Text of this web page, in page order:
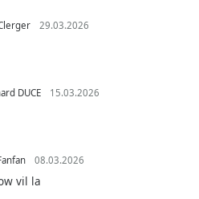
29.03.2026
DUCE 15.03.2026
08.03.2026
vil la